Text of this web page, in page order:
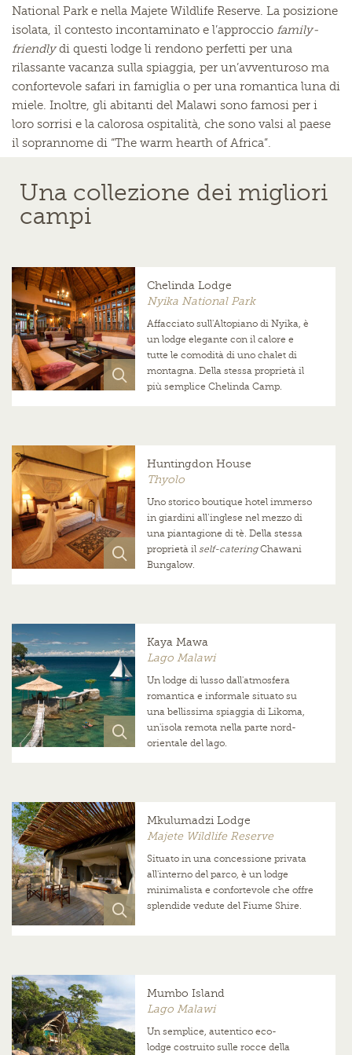
National Park e nella Majete Wildlife Reserve. La posizione
isolata, il contesto incontaminato e l’approccio family-
friendlydi questi lodge li rendono perfetti per una
rilassante vacanza sulla spiaggia, per un’avventuroso ma
confortevole safari in famiglia o per una romantica luna di
miele. Inoltre, gli abitanti del Malawi sono famosi per i
loro sorrisi e la calorosa ospitalità, che sono valsi al paese
il soprannome di “The warm hearth of Africa”.
Una collezione dei migliori
campi
Chelinda Lodge
Nyika National Park
Affacciato sull'Altopiano di Nyika, è
un lodge elegante con il calore e
tutte le comodità di uno chalet di
montagna. Della stessa proprietà il
più semplice Chelinda Camp.
Huntingdon House
Thyolo
Uno storico boutique hotel immerso
in giardini all’inglese nel mezzo di
una piantagione di tè. Della stessa
proprietà il self-cateringChawani
Bungalow.
Kaya Mawa
Lago Malawi
Un lodge di lusso dall'atmosfera
romantica e informale situato su
una bellissima spiaggia di Likoma,
un'isola remota nella parte nord-
orientale del lago.
Mkulumadzi Lodge
Majete Wildlife Reserve
Situato in una concessione privata
all'interno del parco, è un lodge
minimalista e confortevole che offre
splendide vedute del Fiume Shire.
Mumbo Island
Lago Malawi
Un semplice, autentico eco-
lodge costruito sulle rocce della